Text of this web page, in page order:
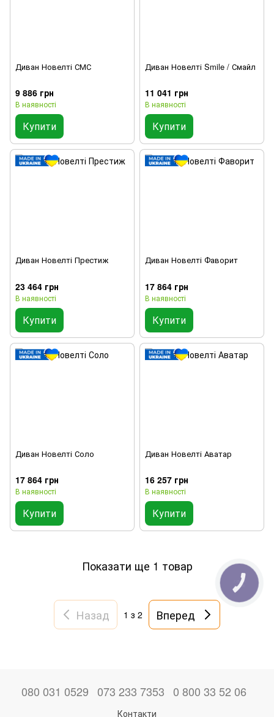
Диван Новелті СМС
9 886 грн
В наявності
Купити
Диван Новелті Smile / Смайл
11 041 грн
В наявності
Купити
Диван Новелті Престиж
23 464 грн
В наявності
Купити
Диван Новелті Фаворит
17 864 грн
В наявності
Купити
Диван Новелті Соло
17 864 грн
В наявності
Купити
Диван Новелті Аватар
16 257 грн
В наявності
Купити
Показати ще 1 товар
Назад 1 з 2 Вперед
080 031 0529 073 233 7353 0 800 33 52 06
Контакти
КНОПКА
ЗВ'ЯЗКУ